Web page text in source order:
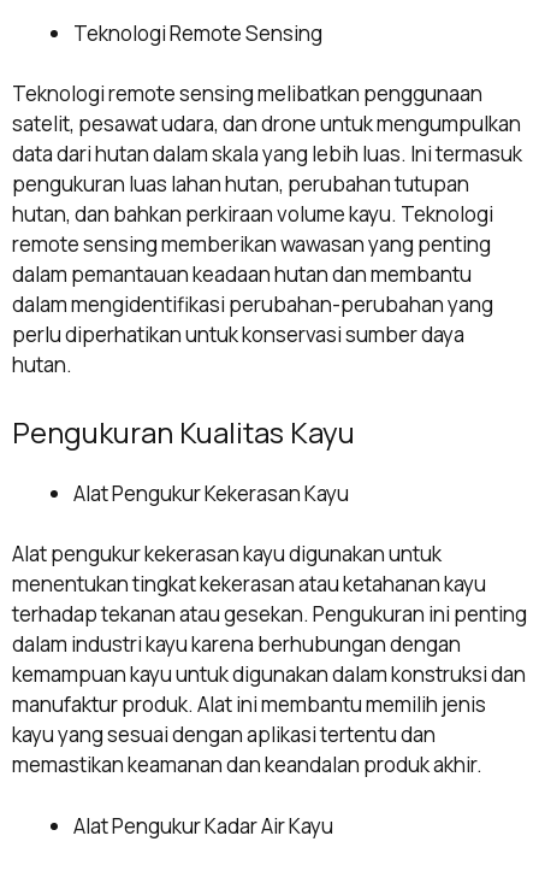
Teknologi Remote Sensing
Teknologi remote sensing melibatkan penggunaan
satelit, pesawat udara, dan drone untuk mengumpulkan
data dari hutan dalam skala yang lebih luas. Ini termasuk
pengukuran luas lahan hutan, perubahan tutupan
hutan, dan bahkan perkiraan volume kayu. Teknologi
remote sensing memberikan wawasan yang penting
dalam pemantauan keadaan hutan dan membantu
dalam mengidentifikasi perubahan-perubahan yang
perlu diperhatikan untuk konservasi sumber daya
hutan.
Pengukuran Kualitas Kayu
Alat Pengukur Kekerasan Kayu
Alat pengukur kekerasan kayu digunakan untuk
menentukan tingkat kekerasan atau ketahanan kayu
terhadap tekanan atau gesekan. Pengukuran ini penting
dalam industri kayu karena berhubungan dengan
kemampuan kayu untuk digunakan dalam konstruksi dan
manufaktur produk. Alat ini membantu memilih jenis
kayu yang sesuai dengan aplikasi tertentu dan
memastikan keamanan dan keandalan produk akhir.
Alat Pengukur Kadar Air Kayu